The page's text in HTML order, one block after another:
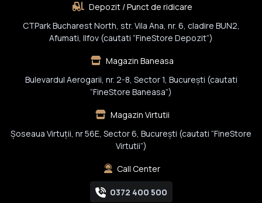
Depozit / Punct de ridicare
CTPark Bucharest North, str. Vila Ana, nr. 6, cladire BUN2,
Afumati, Ilfov (cautati “FineStore Depozit”)
Magazin Baneasa
Bulevardul Aerogarii, nr. 2-8, Sector 1, Bucureşti (cautati
“FineStore Baneasa”)
Magazin Virtutii
Șoseaua Virtuții, nr 56E, Sector 6, București (cautati “FineStore
Virtutii”)
Call Center
0372 400 500